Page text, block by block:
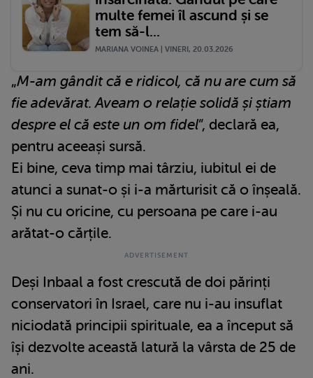
multe femei îl ascund și se
tem să-l...
MARIANA VOINEA | VINERI, 20.03.2026
„M-am gândit că e ridicol, că nu are cum să
fie adevărat. Aveam o relație solidă și știam
despre el că este un om fidel”, declară ea,
pentru aceeași sursă.
Ei bine, ceva timp mai târziu, iubitul ei de
atunci a sunat-o și i-a mărturisit că o înșeală.
Și nu cu oricine, cu persoana pe care i-au
arătat-o cărțile.
Deși Inbaal a fost crescută de doi părinți
conservatori în Israel, care nu i-au insuflat
niciodată principii spirituale, ea a început să
își dezvolte această latură la vârsta de 25 de
ani.